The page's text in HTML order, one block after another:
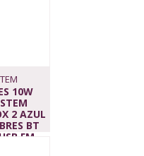
10W
2 AZUL
BT
FM